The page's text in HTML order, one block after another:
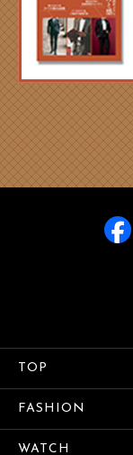
TOP
FASHION
WATCH